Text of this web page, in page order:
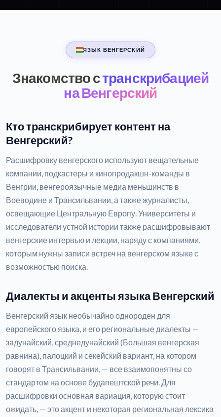
ЯЗЫК ВЕНГЕРСКИЙ
Знакомство странскрибацией
на Венгерский
Кто транскрибирует контент на
Венгерский?
Расшифровку венгерского используют вещательные
компании, подкастеры и кинопродакшн-команды в
Венгрии, венгероязычные медиа меньшинств в
Воеводине и Трансильвании, а также журналисты,
освещающие Центральную Европу. Университеты и
исследователи устной истории также расшифровывают
венгерские интервью и лекции, наряду с компаниями,
которым нужны записи встреч на венгерском языке с
возможностью поиска.
Диалекты и акценты языка Венгерский
Венгерский язык необычайно однороден для
европейского языка, и его региональные диалекты —
задунайский, среднедунайский (Большая венгерская
равнина), палоцкий и секейский вариант, на котором
говорят в Трансильвании, — все взаимопонятны со
стандартом на основе будапештской речи. Для
расшифровки основная вариация, которую стоит
ожидать, — это акцент и некоторая региональная лексика